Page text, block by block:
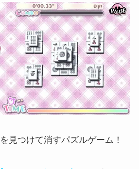
見つけて消すパズルゲーム！